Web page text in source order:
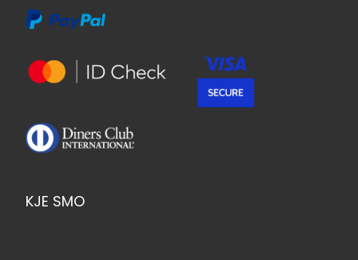
KJE SMO